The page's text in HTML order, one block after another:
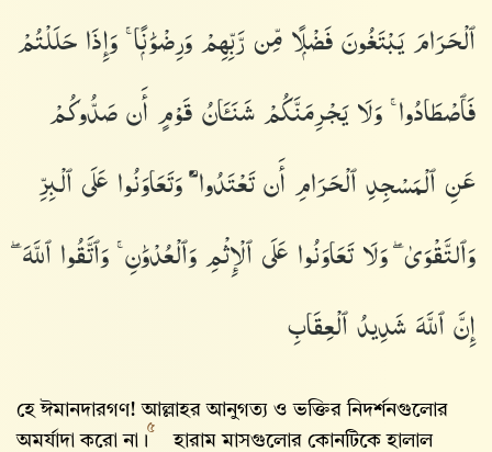
ٱلْحَرَامَ يَبْتَغُونَ فَضْلًۭا مِّن رَّبِّهِمْ وَرِضْوَٰنًۭا ۚ وَإِذَا حَلَلْتُمْ
فَٱصْطَادُوا۟ ۚ وَلَا يَجْرِمَنَّكُمْ شَنَـَٔانُ قَوْمٍ أَن صَدُّوكُمْ
عَنِ ٱلْمَسْجِدِ ٱلْحَرَامِ أَن تَعْتَدُوا۟ ۘ وَتَعَاوَنُوا۟ عَلَى ٱلْبِرِّ
وَٱلتَّقْوَىٰ ۖ وَلَا تَعَاوَنُوا۟ عَلَى ٱلْإِثْمِ وَٱلْعُدْوَٰنِ ۚ وَٱتَّقُوا۟ ٱللَّهَ ۖ
إِنَّ ٱللَّهَ شَدِيدُ ٱلْعِقَابِ
হে ঈমানদারগণ! আল্লাহর আনুগত্য ও ভক্তির নিদর্শনগুলোর
অমর্যাদা করো না।
৫
হারাম মাসগুলোর কোনটিকে হালাল